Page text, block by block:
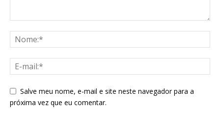
Salve meu nome, e-mail e site neste navegador para a
próxima vez que eu comentar.